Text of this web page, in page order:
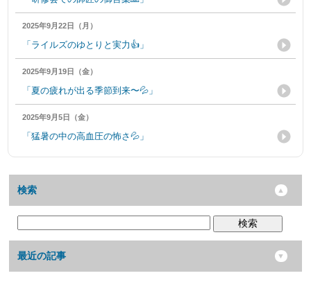
2025年9月22日（月）
「ライルズのゆとりと実力👍」
2025年9月19日（金）
「夏の疲れが出る季節到来〜💦」
2025年9月5日（金）
「猛暑の中の高血圧の怖さ💦」
検索
検索
最近の記事